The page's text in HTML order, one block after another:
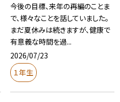
今後の目標、来年の再編のことま
で、様々なことを話していました。
まだ夏休みは続きますが、健康で
有意義な時間を過...
2026/07/23
１年生